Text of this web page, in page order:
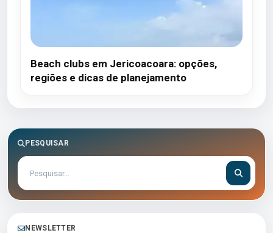
Beach clubs em Jericoacoara: opções,
regiões e dicas de planejamento
PESQUISAR
NEWSLETTER